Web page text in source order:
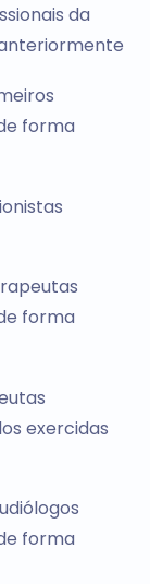
da
forma
forma
exercidas
forma